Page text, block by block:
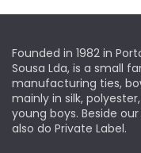
Founded in 1982 in
Sousa Lda, is a small
manufacturing ties,
mainly in silk,
young boys. Beside
also do Private Label.